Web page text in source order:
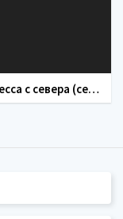
Принцесса с севера (сериал 2017)